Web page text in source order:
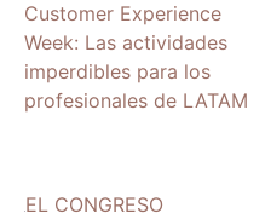
Customer Experience
Week: Las actividades
imperdibles para los
profesionales de LATAM
EL CONGRESO